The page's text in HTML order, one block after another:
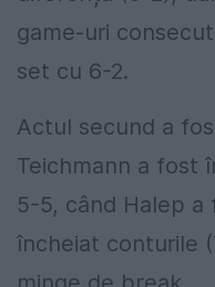
game-uri
set cu 6-2.
Actul secund a
Teichmann a fost
5-5, când Halep
încheiat conturile